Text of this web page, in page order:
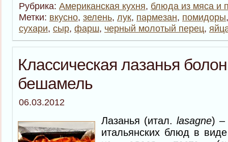
Рубрика: Американская кухня, блюда из мяса и
Метки: вкусно, зелень, лук, пармезан, помидоры
сухари, сыр, фарш, черный молотый перец,
Классическая лазанья
бешамель
06.03.2012
Лазанья (итал. lasagne) –
итальянских блюд в